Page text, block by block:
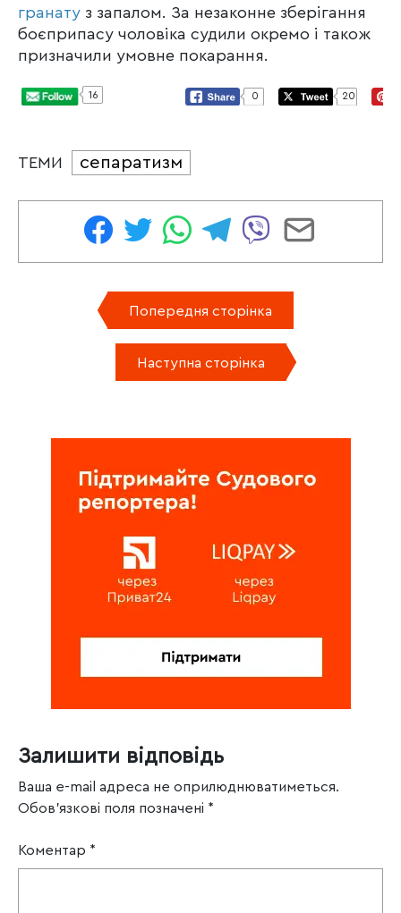
гранату з запалом. За незаконне зберігання
боєприпасу чоловіка судили окремо і також
призначили умовне покарання.
16 0 20
ТЕМИ сепаратизм
Попередня сторінка
Наступна сторінка
Залишити відповідь
Ваша e-mail адреса не оприлюднюватиметься.
Обов’язкові поля позначені *
Коментар *